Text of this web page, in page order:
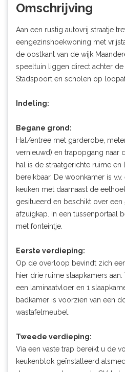
Omschrijving
Aan een rustig autovrij straatje
eengezinshoekwoning met
de oostkant van de wijk
speeltuin liggen direct achter
Stadspoort en scholen op
Indeling:
Begane grond:
Hal/entree met garderobe,
vernieuwd) en trapopgang naar
hal is de straatgerichte ruime
bereikbaar. De woonkamer is
keuken met daarnaast de
gesitueerd en beschikt over
afzuigkap. In een tussenportaal
met fonteintje.
Eerste verdieping:
Op de overloop bevindt zich
hier drie ruime slaapkamers
een laminaatvloer en 1
badkamer is voorzien van een
wastafelmeubel.
Tweede verdieping:
Via een vaste trap bereikt u de
keukenblok geïnstalleerd